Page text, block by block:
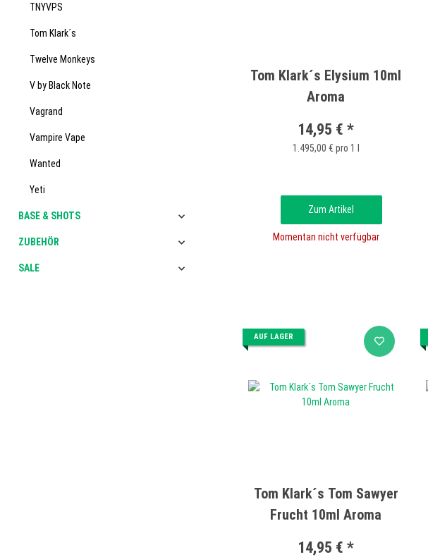
Tom Klark´s Elysium 10ml
Aroma
14,95 € *
1.495,00 € pro 1 l
Zum Artikel
Momentan nicht verfügbar
AUF LAGER
Tom Klark´s Tom Sawyer
Frucht 10ml Aroma
14,95 € *
TNYVPS
Tom Klark´s
Twelve Monkeys
V by Black Note
Vagrand
Vampire Vape
Wanted
Yeti
BASE & SHOTS
ZUBEHÖR
SALE